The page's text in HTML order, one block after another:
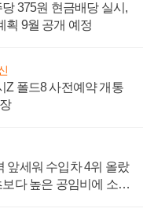
375원 현금배당 실시,
획 9월 공개 예정
Z 폴드8 사전예약 개통
앞세워 수입차 4위 올랐
보다 높은 공임비에 소비